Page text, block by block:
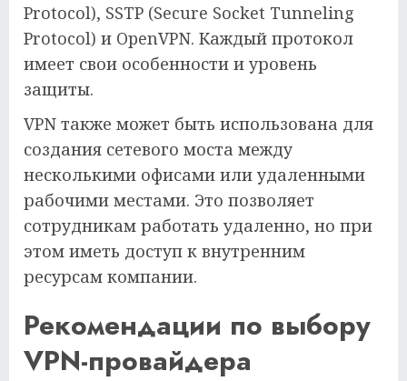
Protocol), SSTP (Secure Socket Tunneling
Protocol) и OpenVPN. Каждый протокол
имеет свои особенности и уровень
защиты.
VPN также может быть использована для
создания сетевого моста между
несколькими офисами или удаленными
рабочими местами. Это позволяет
сотрудникам работать удаленно, но при
этом иметь доступ к внутренним
ресурсам компании.
Рекомендации по выбору
VPN-провайдера